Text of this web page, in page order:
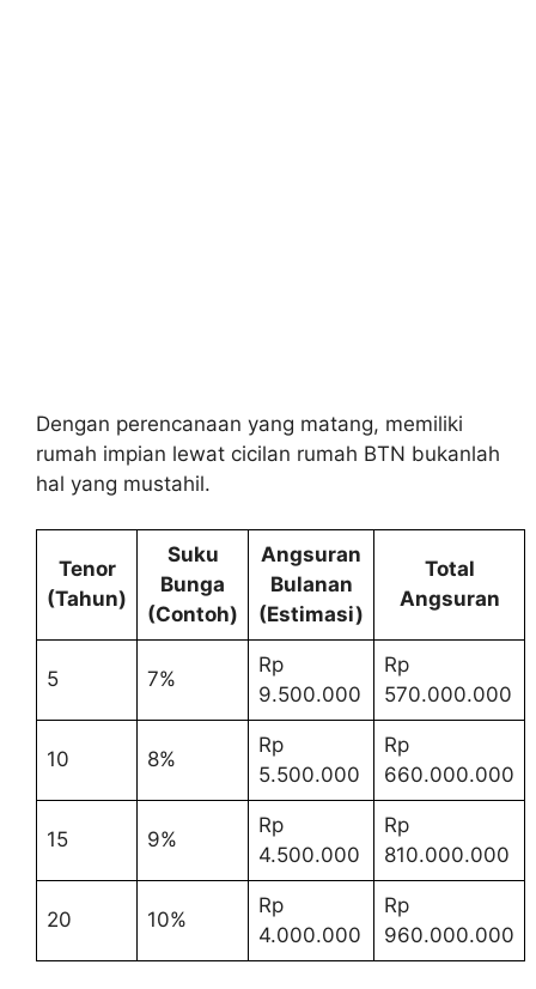
Dengan perencanaan yang matang, memiliki
rumah impian lewat cicilan rumah BTN bukanlah
hal yang mustahil.
Tenor
(Tahun)
Suku
Bunga
(Contoh)
Angsuran
Bulanan
(Estimasi)
Total
Angsuran
5 7%
Rp
9.500.000
Rp
570.000.000
10 8%
Rp
5.500.000
Rp
660.000.000
15 9%
Rp
4.500.000
Rp
810.000.000
20 10%
Rp
4.000.000
Rp
960.000.000